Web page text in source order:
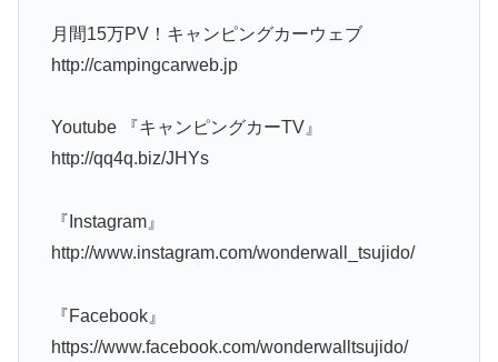
月間15万PV！キャンピングカーウェブ
http://campingcarweb.jp
Youtube 『キャンピングカーTV』
http://qq4q.biz/JHYs
『Instagram』
http://www.instagram.com/wonderwall_tsujido/
『Facebook』
https://www.facebook.com/wonderwalltsujido/